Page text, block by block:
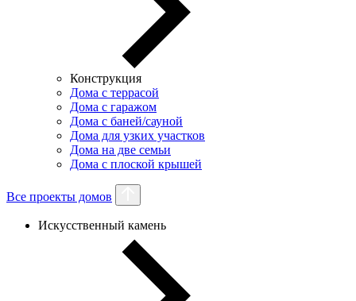
Конструкция
Дома с террасой
Дома с гаражом
Дома с баней/сауной
Дома для узких участков
Дома на две семьи
Дома с плоской крышей
Все проекты домов
Искусственный камень